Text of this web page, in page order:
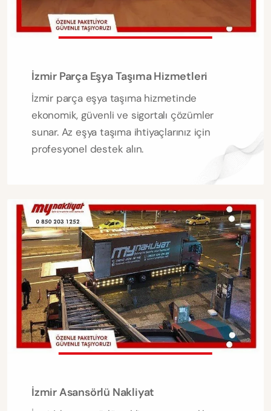
İzmir Parça Eşya Taşıma Hizmetleri
İzmir parça eşya taşıma hizmetinde
ekonomik, güvenli ve sigortalı çözümler
sunar. Az eşya taşıma ihtiyaçlarınız için
profesyonel destek alın.
İzmir Asansörlü Nakliyat